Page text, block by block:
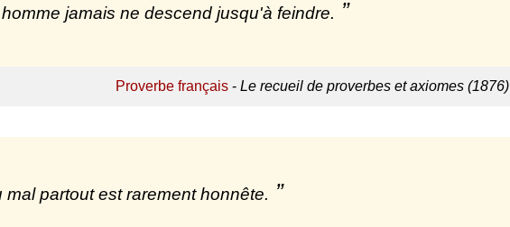
jamais ne descend jusqu'à feindre.
Proverbe français- Le recueil de proverbes et axiomes (1876)
mal partout est rarement honnête.